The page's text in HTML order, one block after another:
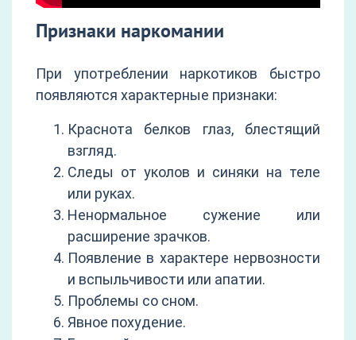
Признаки наркомании
При употреблении наркотиков быстро
появляются характерные признаки:
Краснота белков глаз, блестящий
взгляд.
Следы от уколов и синяки на теле
или руках.
Ненормальное сужение или
расширение зрачков.
Появление в характере нервозности
и вспыльчивости или апатии.
Проблемы со сном.
Явное похудение.